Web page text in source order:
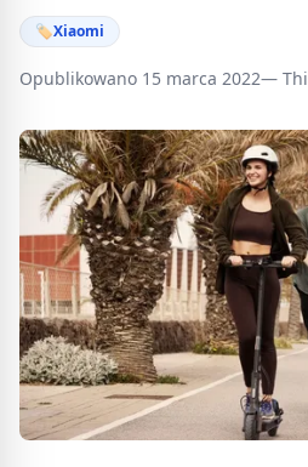
🏷Xiaomi
Opublikowano 15 marca 2022—